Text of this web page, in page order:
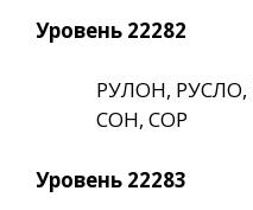
Уровень 22282
РУЛОН,
СОН, СОР
Уровень 22283